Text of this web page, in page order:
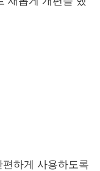
하게 사용하도록